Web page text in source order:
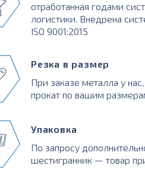
отработанная годами
логистики. Внедрена
ISO 9001:2015
Резка в размер
При заказе металла у
прокат по вашим
Упаковка
По запросу
шестигранник — товар